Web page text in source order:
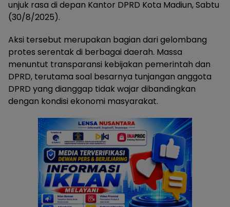
unjuk rasa di depan Kantor DPRD Kota Madiun, Sabtu
(30/8/2025).
Aksi tersebut merupakan bagian dari gelombang
protes serentak di berbagai daerah. Massa
menuntut transparansi kebijakan pemerintah dan
DPRD, terutama soal besarnya tunjangan anggota
DPRD yang dianggap tidak wajar dibandingkan
dengan kondisi ekonomi masyarakat.